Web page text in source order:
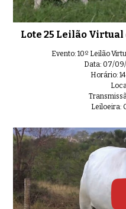
Lote 25 Leilão Virtual
Evento: 10º Leilão
Data: 07/
Horário:
Leiloeira: